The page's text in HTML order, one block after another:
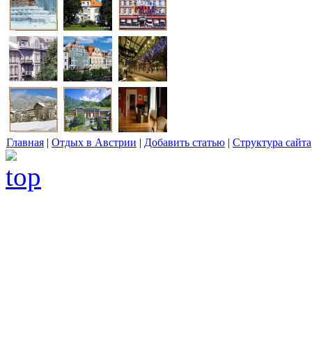
Главная | Отдых в Австрии | Добавить статью | Структура сайта